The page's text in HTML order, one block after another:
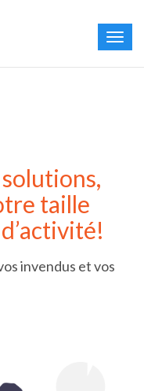
taille
invendus et vos